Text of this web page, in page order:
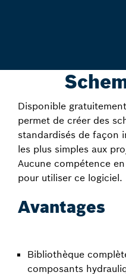
Disponible
permet de créer des
standardisés de façon
les plus simples aux
Aucune compétence
pour utiliser ce logiciel.
Avantages
Bibliothèque
composants